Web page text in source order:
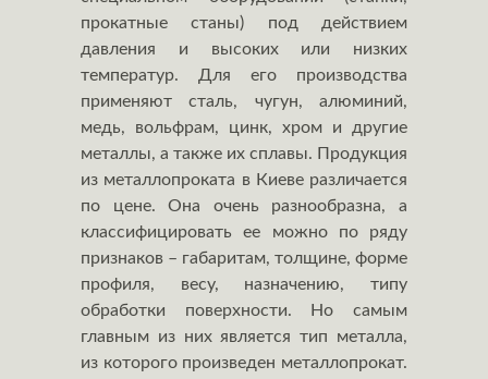
прокатные станы) под действием
давления и высоких или низких
температур. Для его производства
применяют сталь, чугун, алюминий,
медь, вольфрам, цинк, хром и другие
металлы, а также их сплавы. Продукция
из металлопроката в Киеве различается
по цене. Она очень разнообразна, а
классифицировать ее можно по ряду
признаков – габаритам, толщине, форме
профиля, весу, назначению, типу
обработки поверхности. Но самым
главным из них является тип металла,
из которого произведен металлопрокат.